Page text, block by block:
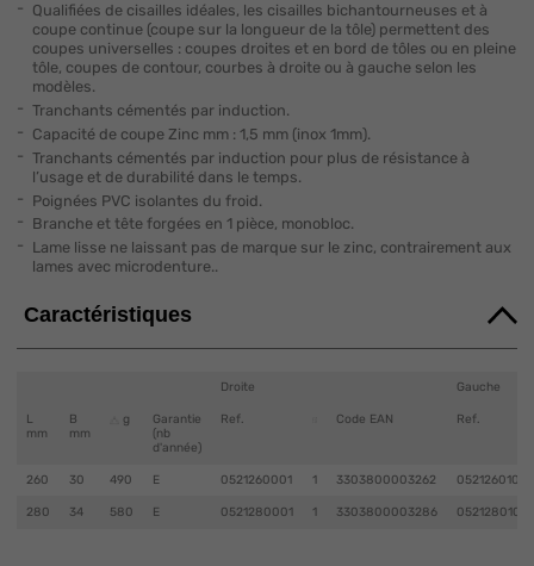
Qualifiées de cisailles idéales, les cisailles bichantourneuses et à
coupe continue (coupe sur la longueur de la tôle) permettent des
coupes universelles : coupes droites et en bord de tôles ou en pleine
tôle, coupes de contour, courbes à droite ou à gauche selon les
modèles.
Tranchants cémentés par induction.
Capacité de coupe Zinc mm : 1,5 mm (inox 1mm).
Tranchants cémentés par induction pour plus de résistance à
l’usage et de durabilité dans le temps.
Poignées PVC isolantes du froid.
Branche et tête forgées en 1 pièce, monobloc.
Lame lisse ne laissant pas de marque sur le zinc, contrairement aux
lames avec microdenture..
Caractéristiques
Droite Gauche
L
mm
B
mm
g
Garantie
(nb
d'année)
Ref. Code EAN Ref.
260 30 490 E 0521260001 1 3303800003262 0521260101
280 34 580 E 0521280001 1 3303800003286 0521280101